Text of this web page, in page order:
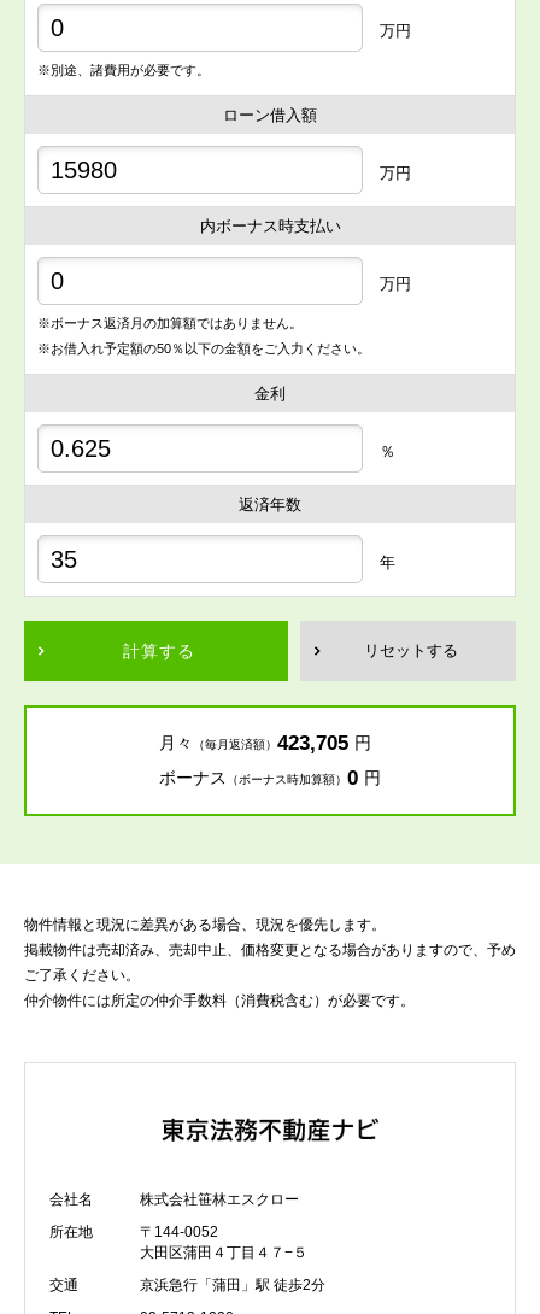
万円
※別途、諸費用が必要です。
ローン借入額
万円
内ボーナス時支払い
万円
※ボーナス返済月の加算額ではありません。
※お借入れ予定額の50％以下の金額をご入力ください。
金利
％
返済年数
年
計算する リセットする
月々 （毎月返済額） 423,705 円
ボーナス
（ボーナス時加算額） 0 円
物件情報と現況に差異がある場合、現況を優先します。
掲載物件は売却済み、売却中止、価格変更となる場合がありますので、予め
ご了承ください。
仲介物件には所定の仲介手数料（消費税含む）が必要です。
会社名
株式会社笹林エスクロー
所在地
〒144-0052
大田区蒲田４丁目４７−５
交通
京浜急行「蒲田」駅 徒歩2分